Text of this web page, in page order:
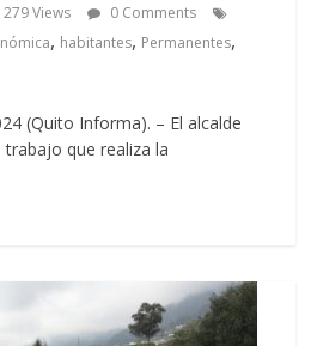
Views
0 Comments
, habitantes, Permanentes,
(Quito Informa). – El alcalde
que realiza la